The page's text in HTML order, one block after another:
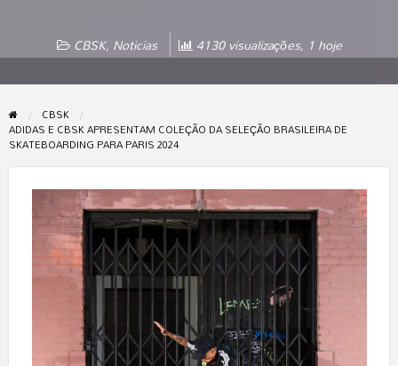
CBSK, Noticias 4130 visualizações, 1 hoje
CBSK
ADIDAS E CBSK APRESENTAM COLEÇÃO DA SELEÇÃO BRASILEIRA DE
SKATEBOARDING PARA PARIS 2024